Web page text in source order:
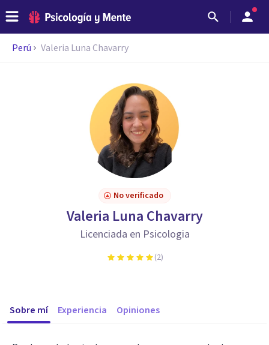
Perú Valeria Luna Chavarry
No verificado
Valeria Luna Chavarry
Licenciada en Psicologia
(2)
Sobre mí Experiencia Opiniones